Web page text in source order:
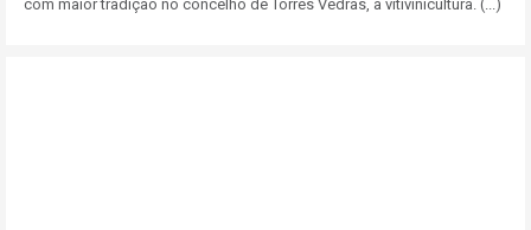
com maior tradição no concelho de Torres Vedras, a vitivinicultura. (...)